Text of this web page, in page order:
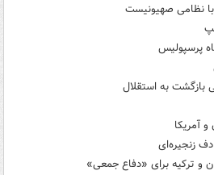
نظامی صهیونیست
پرسپولیس
بازگشت به استقلال
آمریکا
و ترکیه برای «دفاع جمعی»